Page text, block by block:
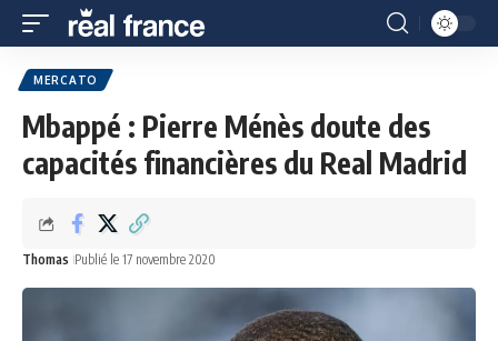
MERCATO
Mbappé : Pierre Ménès doute des
capacités financières du Real Madrid
Thomas Publié le 17 novembre 2020